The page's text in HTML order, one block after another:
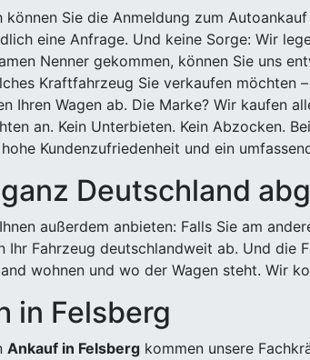
können Sie die Anmeldung zum
eine Anfrage. Und keine Sorge: Wir
Nenner gekommen, können Sie uns
Kraftfahrzeug Sie verkaufen möchten
Ihren Wagen ab. Die Marke? Wir kaufen
an. Kein Unterbieten. Kein Abzocken.
Kundenzufriedenheit und ein
Deutschland
außerdem anbieten: Falls Sie am
Ihr Fahrzeug deutschlandweit ab. Und die
wohnen und wo der Wagen steht. Wir
in Felsberg
Ankauf in Felsberg kommen unsere